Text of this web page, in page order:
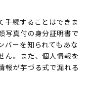
手続することはできま
写真付の身分証明書で
バーを知られてもあな
ん。また、個人情報を
報が芋づる式で漏れる